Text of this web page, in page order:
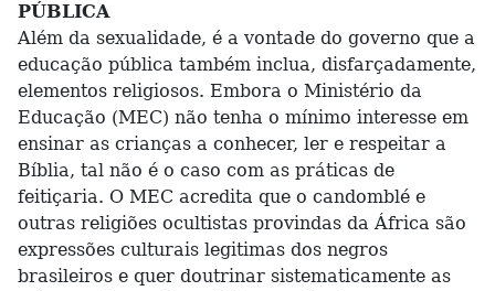
PÚBLICA
Além da sexualidade, é a vontade do governo que a
educação pública também inclua, disfarçadamente,
elementos religiosos. Embora o Ministério da
Educação (MEC) não tenha o mínimo interesse em
ensinar as crianças a conhecer, ler e respeitar a
Bíblia, tal não é o caso com as práticas de
feitiçaria. O MEC acredita que o candomblé e
outras religiões ocultistas provindas da África são
expressões culturais legitimas dos negros
brasileiros e quer doutrinar sistematicamente as